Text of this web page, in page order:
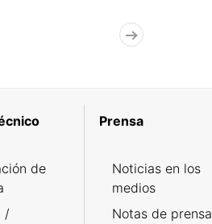
de
/
Prensa
Noticias en los
medios
Notas de prensa